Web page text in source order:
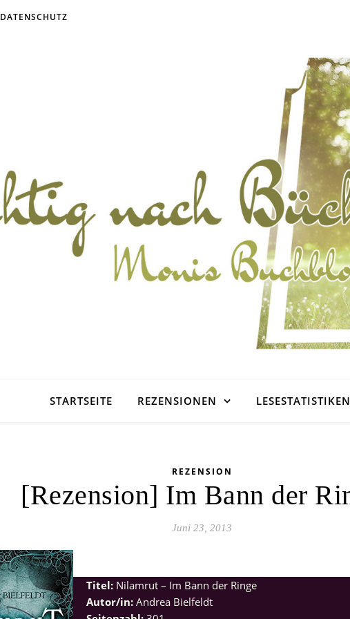
DATENSCHUTZ
STARTSEITE REZENSIONEN LESESTATISTIKEN
REZENSION
[Rezension] Im Bann der
Juni 23, 2013
Titel: Nilamrut – Im Bann der Ringe
Autor/in: Andrea Bielfeldt